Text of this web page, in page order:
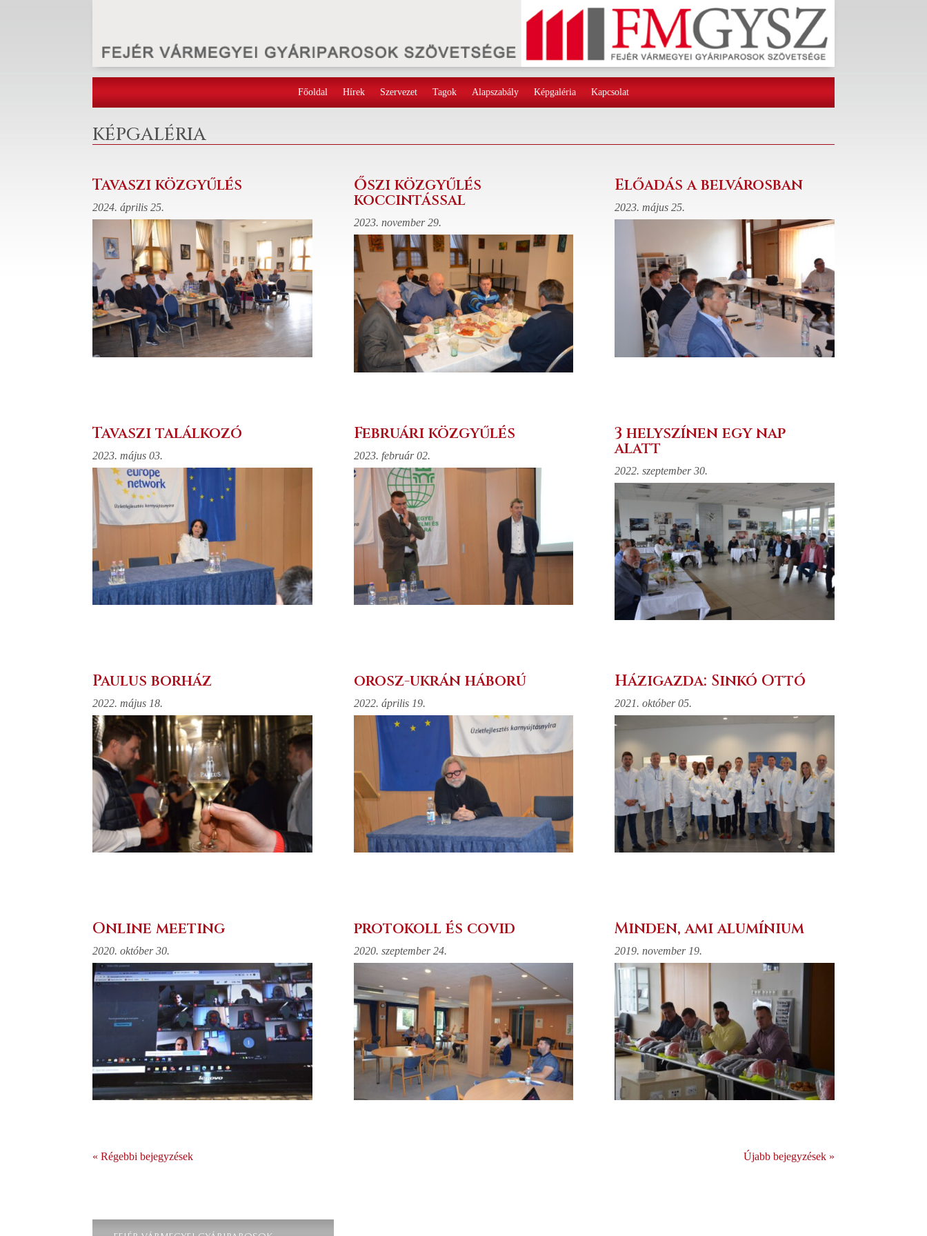
Főoldal Hírek Szervezet Tagok Alapszabály Képgaléria Kapcsolat
KÉPGALÉRIA
Tavaszi közgyűlés
2024. április 25.
Tavaszi találkozó
2023. május 03.
Paulus borház
2022. május 18.
Online meeting
2020. október 30.
Őszi közgyűlés
koccintással
2023. november 29.
Februári közgyűlés
2023. február 02.
orosz-ukrán háború
2022. április 19.
protokoll és covid
2020. szeptember 24.
Előadás a belvárosban
2023. május 25.
3 helyszínen egy nap
alatt
2022. szeptember 30.
Házigazda: Sinkó Ottó
2021. október 05.
Minden, ami alumínium
2019. november 19.
« Régebbi bejegyzések Újabb bejegyzések »